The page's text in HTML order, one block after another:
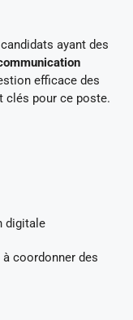
ayant des
efficace des
clés pour ce poste.
digitale
coordonner des